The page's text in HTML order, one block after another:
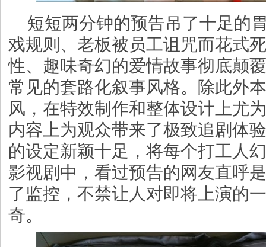
短短两分钟的预告吊了十足的
戏规则、老板被员工诅咒而花式
性、趣味奇幻的爱情故事彻底颠
常见的套路化叙事风格。除此外
风，在特效制作和整体设计上尤
内容上为观众带来了极致追剧体
的设定新颖十足，将每个打工人
影视剧中，看过预告的网友直呼
了监控，不禁让人对即将上演的
奇。